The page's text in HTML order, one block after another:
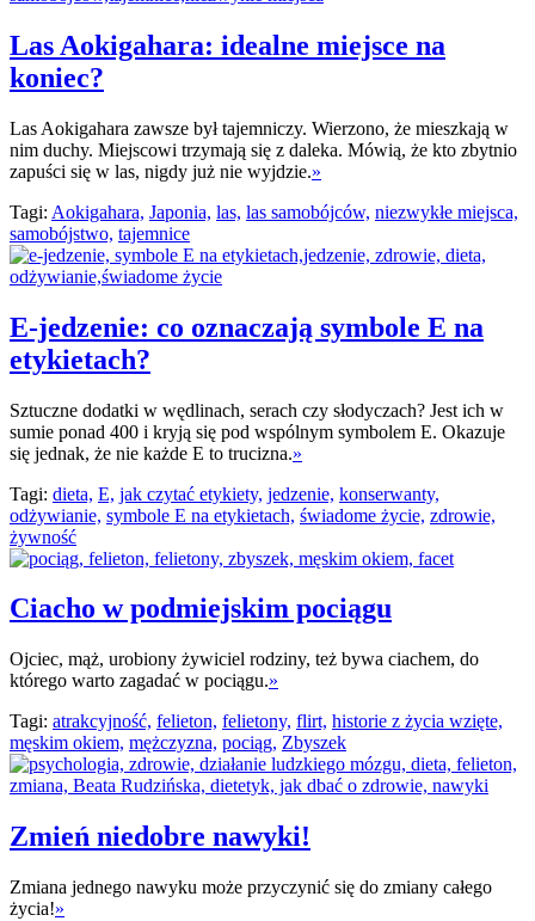
Las Aokigahara: idealne miejsce na
koniec?
Las Aokigahara zawsze był tajemniczy. Wierzono, że mieszkają w
nim duchy. Miejscowi trzymają się z daleka. Mówią, że kto zbytnio
zapuści się w las, nigdy już nie wyjdzie.»
Tagi: Aokigahara, Japonia, las, las samobójców, niezwykłe miejsca,
samobójstwo, tajemnice
E-jedzenie: co oznaczają symbole E na
etykietach?
Sztuczne dodatki w wędlinach, serach czy słodyczach? Jest ich w
sumie ponad 400 i kryją się pod wspólnym symbolem E. Okazuje
się jednak, że nie każde E to trucizna.»
Tagi: dieta, E, jak czytać etykiety, jedzenie, konserwanty,
odżywianie, symbole E na etykietach, świadome życie, zdrowie,
żywność
Ciacho w podmiejskim pociągu
Ojciec, mąż, urobiony żywiciel rodziny, też bywa ciachem, do
którego warto zagadać w pociągu.»
Tagi: atrakcyjność, felieton, felietony, flirt, historie z życia wzięte,
męskim okiem, mężczyzna, pociąg, Zbyszek
Zmień niedobre nawyki!
Zmiana jednego nawyku może przyczynić się do zmiany całego
życia!»